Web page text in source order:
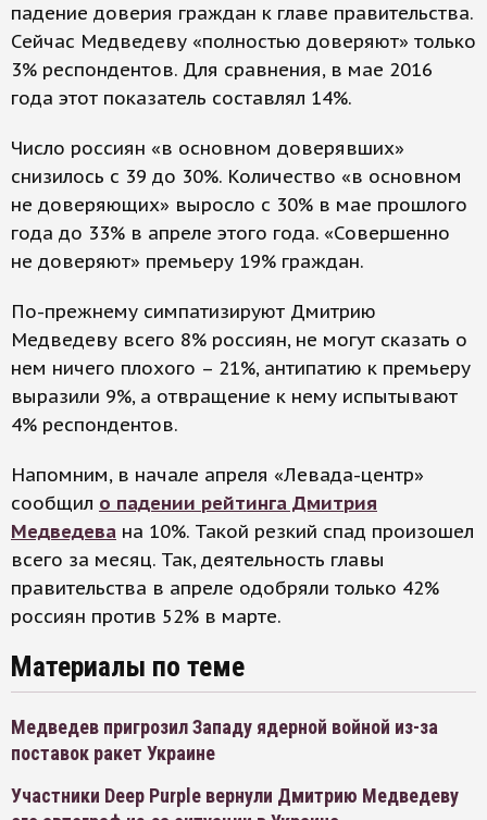
падение доверия граждан к главе правительства.
Сейчас Медведеву «полностью доверяют» только
3% респондентов. Для сравнения, в мае 2016
года этот показатель составлял 14%.
Число россиян «в основном доверявших»
снизилось с 39 до 30%. Количество «в основном
не доверяющих» выросло с 30% в мае прошлого
года до 33% в апреле этого года. «Совершенно
не доверяют» премьеру 19% граждан.
По-прежнему симпатизируют Дмитрию
Медведеву всего 8% россиян, не могут сказать о
нем ничего плохого – 21%, антипатию к премьеру
выразили 9%, а отвращение к нему испытывают
4% респондентов.
Напомним, в начале апреля «Левада-центр»
сообщил о падении рейтинга Дмитрия
Медведева на 10%. Такой резкий спад произошел
всего за месяц. Так, деятельность главы
правительства в апреле одобряли только 42%
россиян против 52% в марте.
Материалы по теме
Медведев пригрозил Западу ядерной войной из-за
поставок ракет Украине
Участники Deep Purple вернули Дмитрию Медведеву